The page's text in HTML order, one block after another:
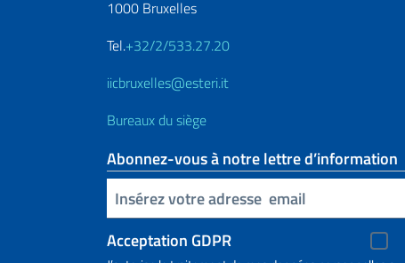
1000 Bruxelles
Tel.+32/2/533.27.20
iicbruxelles@esteri.it
Bureaux du siège
Abonnez-vous à notre lettre d’information
Insert your email
Acceptation GDPR